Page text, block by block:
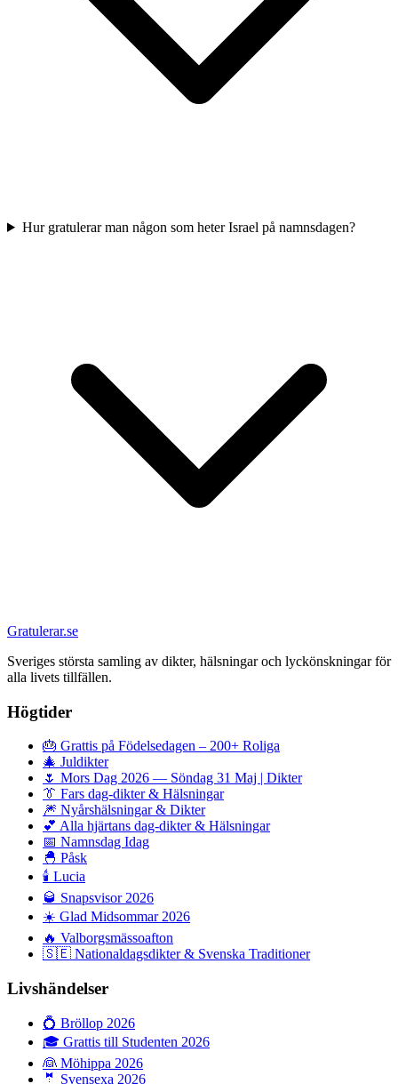
Hur gratulerar man någon som heter Israel på namnsdagen?
Gratulerar.se
Sveriges största samling av dikter, hälsningar och lyckönskningar för
alla livets tillfällen.
Högtider
🎂 Grattis på Födelsedagen – 200+ Roliga
🎄 Juldikter
🌷 Mors Dag 2026 — Söndag 31 Maj | Dikter
👔 Fars dag-dikter & Hälsningar
🎆 Nyårshälsningar & Dikter
💕 Alla hjärtans dag-dikter & Hälsningar
📅 Namnsdag Idag
🐣 Påsk
🕯️ Lucia
🥃 Snapsvisor 2026
☀️ Glad Midsommar 2026
🔥 Valborgsmässoafton
🇸🇪 Nationaldagsdikter & Svenska Traditioner
Livshändelser
💍 Bröllop 2026
🎓 Grattis till Studenten 2026
👰 Möhippa 2026
🤵 Svensexa 2026